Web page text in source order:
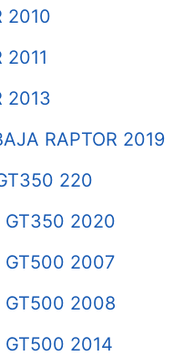
2010
2011
2013
RAPTOR 2019
220
GT350 2020
GT500 2007
GT500 2008
GT500 2014